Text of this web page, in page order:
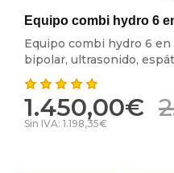
Equipo combi hydro 6
Equipo combi hydro 6 en
bipolar, ultrasonido,
1.450,00€
Sin IVA: 1.198,35€